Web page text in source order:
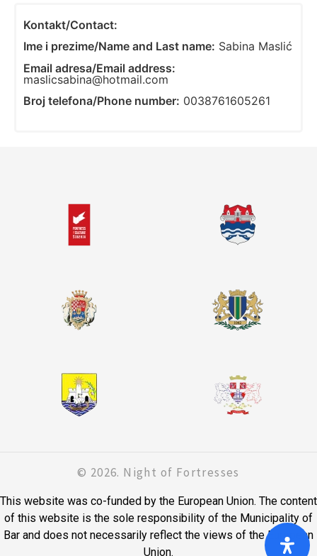
Kontakt/Contact:
Ime i prezime/Name and Last name: Sabina Maslić
Email adresa/Email address:
maslicsabina@hotmail.com
Broj telefona/Phone number: 0038761605261
© 2026. Night of Fortresses
This website was co-funded by the European Union. The content
of this website is the sole responsibility of the Municipality of
Bar and does not necessarily reflect the views of the European
Union.